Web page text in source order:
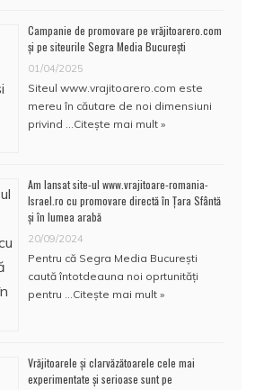
Campanie de promovare pe vrăjitoarero.com
și pe siteurile Segra Media București
01/04/2025
Siteul www.vrajitoarero.com este
mereu în căutare de noi dimensiuni
privind … Citește mai mult »
Am lansat site-ul www.vrajitoare-romania-
Israel.ro cu promovare directă în Țara Sfântă
și în lumea arabă
20/09/2024
Pentru că Segra Media București
caută întotdeauna noi oprtunități
pentru … Citește mai mult »
Vrăjitoarele și clarvăzătoarele cele mai
experimentate și serioase sunt pe